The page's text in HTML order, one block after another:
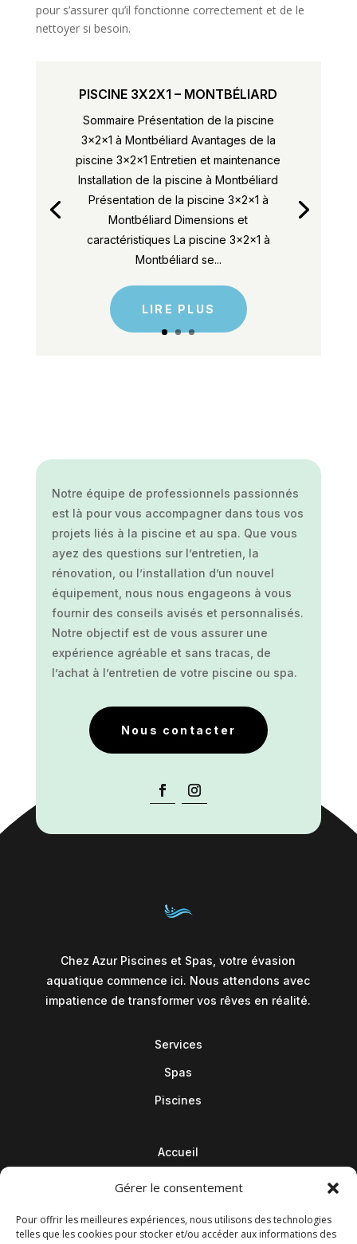
Gérer le consentement
Pour offrir les meilleures expériences, nous utilisons des technologies
telles que les cookies pour stocker et/ou accéder aux informations des
pour s’assurer qu’il fonctionne correctement et de le
nettoyer si besoin.
PISCINE 3X2X1 – MONTBÉLIARD
Sommaire Présentation de la piscine
3x2x1 à Montbéliard Avantages de la
piscine 3x2x1 Entretien et maintenance
Installation de la piscine à Montbéliard
Présentation de la piscine 3x2x1 à
Montbéliard Dimensions et
caractéristiques La piscine 3x2x1 à
Montbéliard se...
LIRE PLUS
Notre équipe de professionnels passionnés
est là pour vous accompagner dans tous vos
projets liés à la piscine et au spa. Que vous
ayez des questions sur l’entretien, la
rénovation, ou l’installation d’un nouvel
équipement, nous nous engageons à vous
fournir des conseils avisés et personnalisés.
Notre objectif est de vous assurer une
expérience agréable et sans tracas, de
l’achat à l’entretien de votre piscine ou spa.
Nous contacter
Chez Azur Piscines et Spas, votre évasion
aquatique commence ici. Nous attendons avec
impatience de transformer vos rêves en réalité.
Services
Spas
Piscines
Accueil